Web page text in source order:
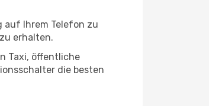
auf Ihrem Telefon zu
erhalten.
Taxi, öffentliche
die besten